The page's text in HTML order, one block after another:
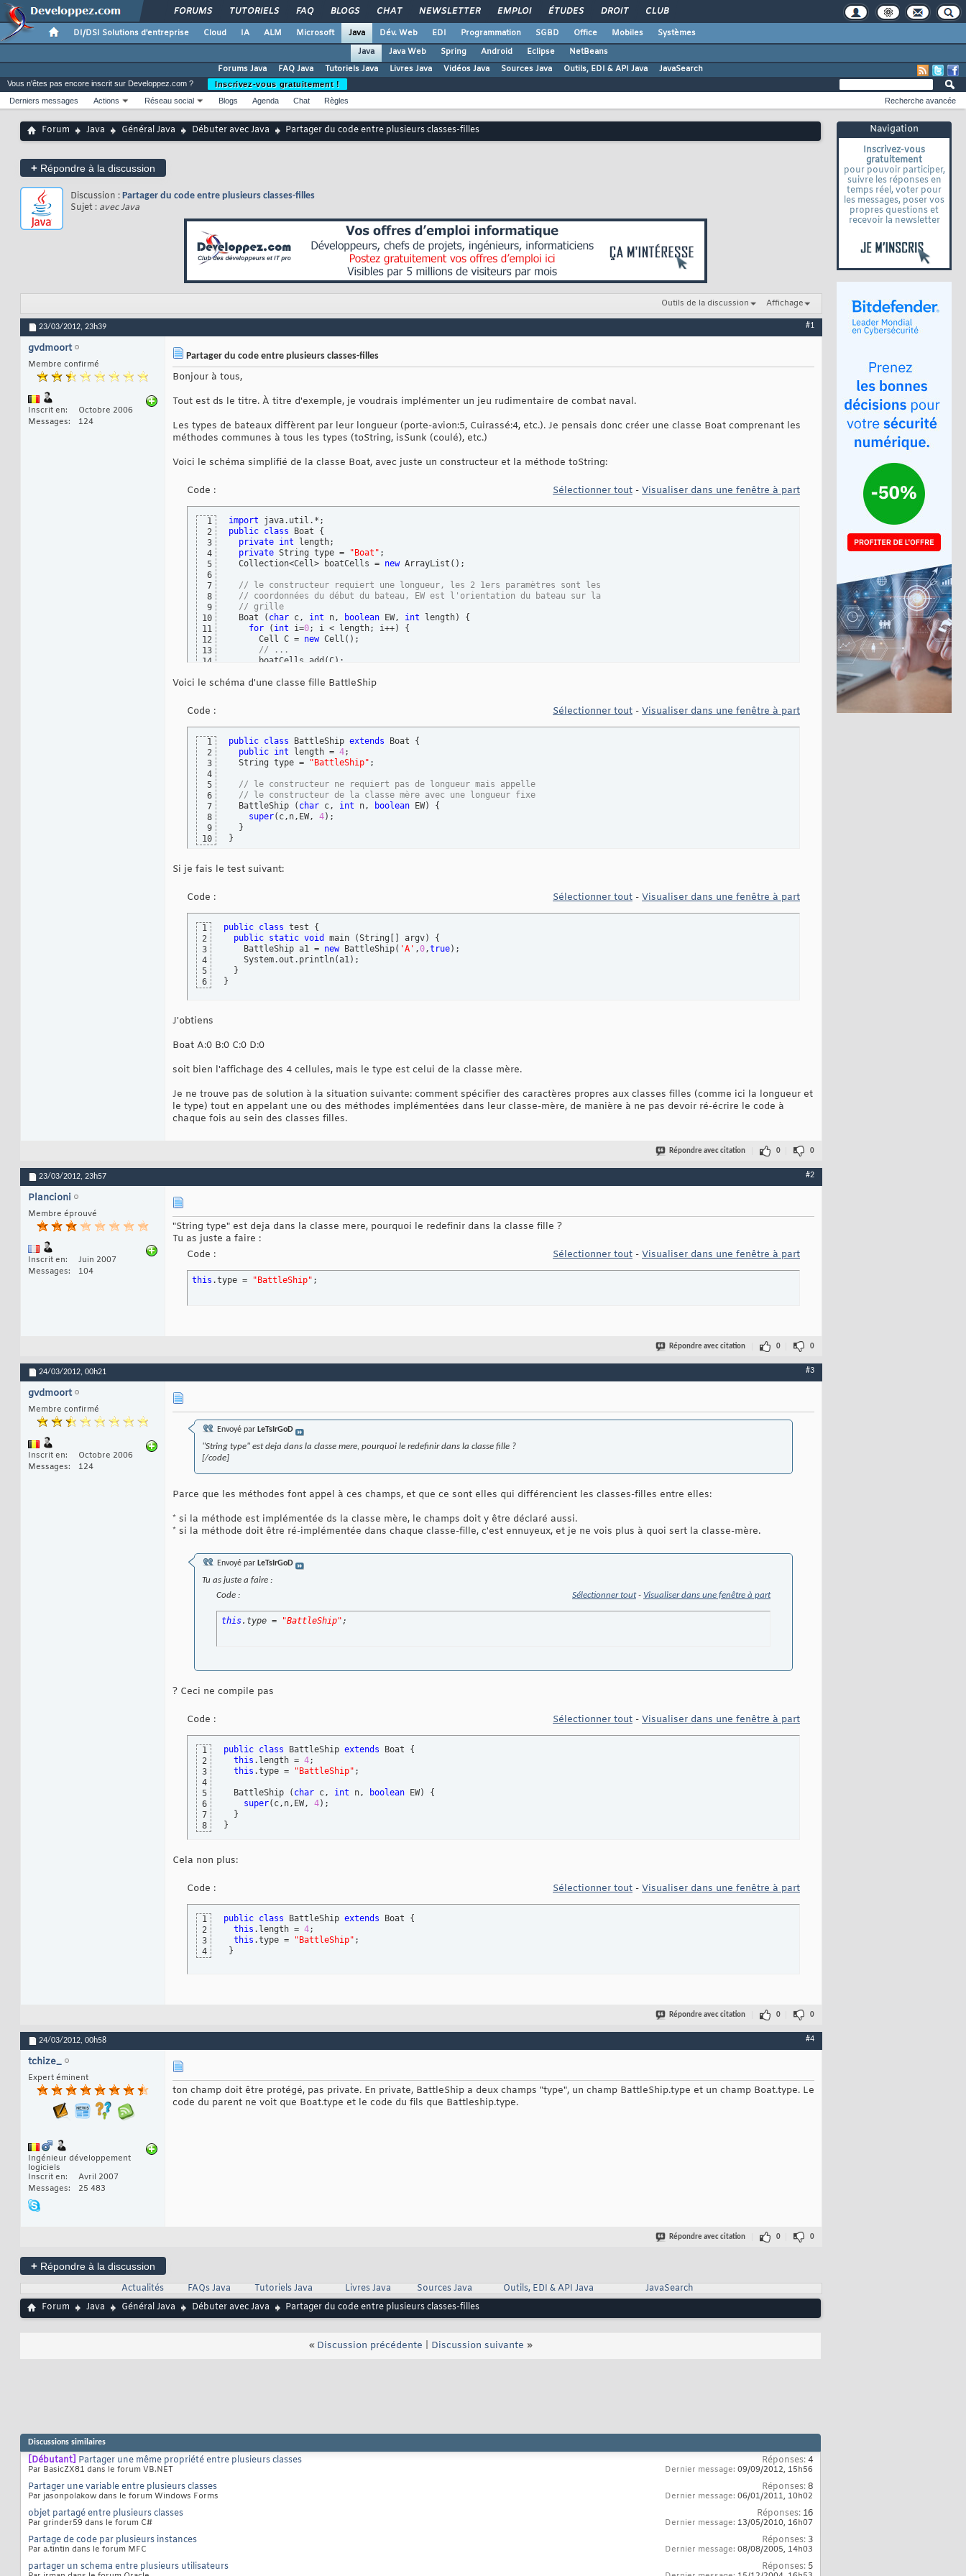
FORUMS TUTORIELS FAQ BLOGS CHAT NEWSLETTER EMPLOI ÉTUDES DROIT CLUB
DI/DSI Solutions d'entreprise Cloud IA ALM Microsoft Java Dév. Web EDI Programmation SGBD Office Mobiles
Systèmes
Java
Java Web Spring Android Eclipse
NetBeans
Forums Java
FAQ Java Tutoriels Java Livres Java Vidéos Java Sources Java Outils, EDI & API Java JavaSearch
Navigation
Inscrivez-vous
gratuitement
pour pouvoir participer,
suivre les réponses en
temps réel, voter pour
les messages, poser vos
propres questions et
recevoir la newsletter
Vous n'êtes pas encore inscrit sur Developpez.com ?
Inscrivez-vous gratuitement !
Derniers messages
Actions Réseau social Blogs Agenda Chat Règles Recherche avancée
Forum Java Général Java Débuter avec Java Partager du code entre plusieurs classes-filles
+ Répondre à la discussion
Discussion : Partager du code entre plusieurs classes-filles
Sujet : avec Java
Outils de la discussion Affichage
23/03/2012, 23h39 #1
gvdmoort
Membre confirmé
Inscrit en
Octobre 2006
Messages
124
Partager du code entre plusieurs classes-filles
Bonjour à tous,
Tout est ds le titre. À titre d'exemple, je voudrais implémenter un jeu rudimentaire de combat naval.
Les types de bateaux diffèrent par leur longueur (porte-avion:5, Cuirassé:4, etc.). Je pensais donc créer une classe Boat comprenant les
méthodes communes à tous les types (toString, isSunk (coulé), etc.)
Voici le schéma simplifié de la classe Boat, avec juste un constructeur et la méthode toString:
Code : Sélectionner tout - Visualiser dans une fenêtre à part
1
2
3
4
5
6
7
8
9
10
11
12
13
14
16
18
19
20
21
22
23
24
25
26
import
public class Boat {
private int length;
private String type = "Boat" ;
  Collection<Cell> boatCells =
new ArrayList ( ) ;
// le constructeur requiert une longueur, les 2 1ers paramètres sont les
// coordonnées du début du bateau, EW est l'orientation du bateau sur la
// grille
  Boat
( char c, int n, boolean EW, int length)
{
for
( int i=0; i < length; i++)
{
      Cell C =
new Cell ( ) ;
// ...
      boatCells.add
(C) ;
}
while(e.hasNext()) {
      Cell C = e.next
(
      s += C.c +
":" + C.n + " " ;
}
return s;
}
Voici le schéma d'une classe fille BattleShip
Code : Sélectionner tout - Visualiser dans une fenêtre à part
1
2
3
4
5
6
7
8
9
10
public class BattleShip extends Boat {
public int length = 4;
  String type =
"BattleShip" ;
// le constructeur ne requiert pas de longueur mais appelle
// le constructeur de la classe mère avec une longueur fixe
  BattleShip
( char c, int n, boolean EW)
{
super( c,n,EW, 4) ;
}
}
Si je fais le test suivant:
Code : Sélectionner tout - Visualiser dans une fenêtre à part
1
2
3
4
5
6
public class test {
public static void main (String argv)
{
    BattleShip a1 =
new BattleShip( 'A' ,0,true) ;
    System.out.println
(a1) ;
}
}
J'obtiens
Boat A:0 B:0 C:0 D:0
soit bien l'affichage des 4 cellules, mais le type est celui de la classe mère.
Je ne trouve pas de solution à la situation suivante: comment spécifier des caractères propres aux classes filles (comme ici la longueur et
le type) tout en appelant une ou des méthodes implémentées dans leur classe-mère, de manière à ne pas devoir ré-écrire le code à
chaque fois au sein des classes filles.
Répondre avec citation 0 0
23/03/2012, 23h57 #2
Plancioni
Membre éprouvé
Inscrit en
Juin 2007
Messages
104
"String type" est deja dans la classe mere, pourquoi le redefinir dans la classe fille ?
Tu as juste a faire :
Code :
Sélectionner tout - Visualiser dans une fenêtre à part
this .type = "BattleShip" ;
Répondre avec citation 0 0
24/03/2012, 00h21 #3
gvdmoort
Membre confirmé
Inscrit en
Octobre 2006
Messages
124
Envoyé par LeTsIrGoD
"String type" est deja dans la classe mere, pourquoi le redefinir dans la classe fille ?
[/code]
Parce que les méthodes font appel à ces champs, et que ce sont elles qui différencient les classes-filles entre elles:
* si la méthode est implémentée ds la classe mère, le champs doit y être déclaré aussi.
* si la méthode doit être ré-implémentée dans chaque classe-fille, c'est ennuyeux, et je ne vois plus à quoi sert la classe-mère.
Envoyé par LeTsIrGoD
Tu as juste a faire :
Code :
Sélectionner tout- Visualiser dans une fenêtre à part
this.type = "BattleShip";
? Ceci ne compile pas
Code : Sélectionner tout - Visualiser dans une fenêtre à part
1
2
3
4
5
6
7
8
public class BattleShip extends Boat {
this .length = 4;
this .type = "BattleShip" ;
  BattleShip
( char c, int n, boolean EW)
{
super( c,n,EW, 4) ;
}
}
Cela non plus:
Code : Sélectionner tout - Visualiser dans une fenêtre à part
1
2
3
4
public class BattleShip extends Boat {
this .length = 4;
this .type = "BattleShip" ;
}
Répondre avec citation 0 0
24/03/2012, 00h58 #4
tchize_
Expert éminent
Ingénieur développement
logiciels
Inscrit en
Avril 2007
Messages
25 483
ton champ doit être protégé, pas private. En private, BattleShip a deux champs "type", un champ BattleShip.type et un champ Boat.type. Le
code du parent ne voit que Boat.type et le code du fils que Battleship.type.
Répondre avec citation 0 0
+ Répondre à la discussion
Actualités
FAQs Java Tutoriels Java Livres Java Sources Java Outils, EDI & API Java
JavaSearch
Forum
Java Général Java Débuter avec Java Partager du code entre plusieurs classes-filles
« Discussion précédente Discussion suivante »
Discussions similaires
[Débutant] Partager une même propriété entre plusieurs classes
Par BasicZX81 dans le forum VB.NET
Réponses:4
Dernier message: 09/09/2012, 15h56
Partager une variable entre plusieurs classes
Par jasonpolakow dans le forum Windows Forms
Réponses:8
Dernier message: 06/01/2011, 10h02
objet partagé entre plusieurs classes
Par grinder59 dans le forum C#
Réponses: 16
Dernier message: 13/05/2010, 16h07
Partage de code par plusieurs instances
Par a.tintin dans le forum MFC
Réponses: 3
Dernier message: 08/08/2005, 14h03
partager un schema entre plusieurs utilisateurs Réponses: 5